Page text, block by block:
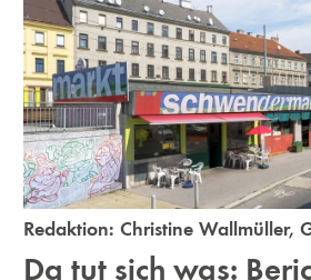
Redaktion:Christine Wallmüller,
Da tut sich was: